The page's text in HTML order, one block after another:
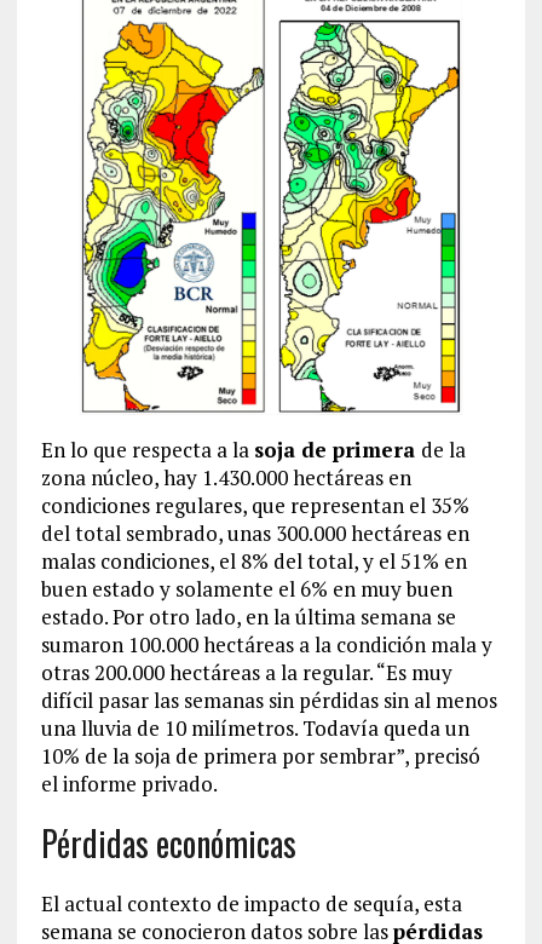
En lo que respecta a la soja de primera de la
zona núcleo, hay 1.430.000 hectáreas en
condiciones regulares, que representan el 35%
del total sembrado, unas 300.000 hectáreas en
malas condiciones, el 8% del total, y el 51% en
buen estado y solamente el 6% en muy buen
estado. Por otro lado, en la última semana se
sumaron 100.000 hectáreas a la condición mala y
otras 200.000 hectáreas a la regular. “Es muy
difícil pasar las semanas sin pérdidas sin al menos
una lluvia de 10 milímetros. Todavía queda un
10% de la soja de primera por sembrar”, precisó
el informe privado.
Pérdidas económicas
El actual contexto de impacto de sequía, esta
semana se conocieron datos sobre laspérdidas